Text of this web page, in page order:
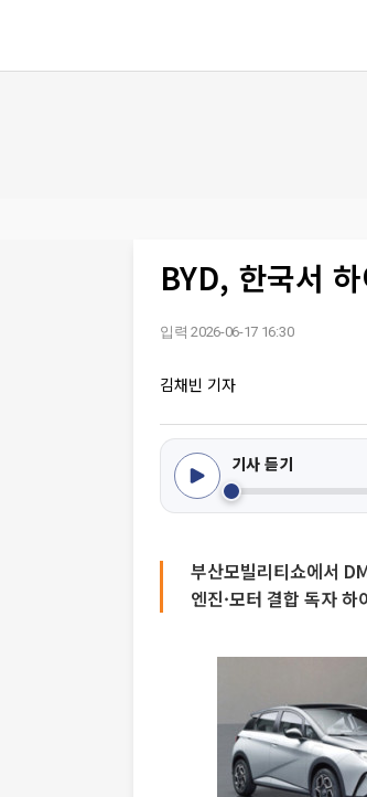
BYD, 한국서
입력 2026-06-17 16:30
김채빈 기자
기사 듣기
부산모빌리티쇼에서
엔진·모터 결합 독자 하